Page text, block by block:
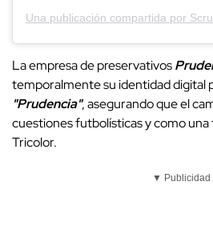
La empresa de preservativos
temporalmente su identidad digital
"Prudencia", asegurando que el
cuestiones futbolísticas y como
Tricolor.
▼ Publicidad